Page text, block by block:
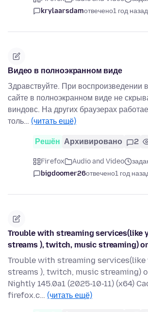
krylaarsdamотвечено1 год назад
Видео в полноэкранном виде
Здравствуйте. При воспроизведении
сайте в полноэкранном виде не
виндовс. На других браузерах
толь… (читать ещё)
Решён Архивировано 2
Firefox Audio and Video
bigdoomer26отвечено1 год
Trouble with streaming services(like
streams ), twitch, music streaming)
Trouble with streaming
streams ), twitch, music streaming)
Nightly 145.0a1 (2025-10-11) (x64)
firefox.c… (читать ещё)